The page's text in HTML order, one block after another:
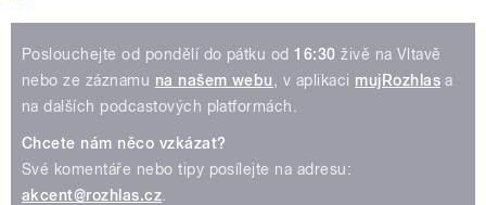
Poslouchejte od pondělí do pátku od 16:30 živě na Vltavě
nebo ze záznamu na našem webu , v aplikaci mujRozhlas a
na dalších podcastových platformách.
Chcete nám něco vzkázat?
Své komentáře nebo tipy posílejte na adresu:
akcent@rozhlas.cz